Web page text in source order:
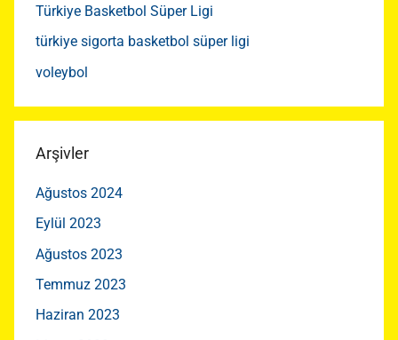
Türkiye Basketbol Süper Ligi
türkiye sigorta basketbol süper ligi
voleybol
Arşivler
Ağustos 2024
Eylül 2023
Ağustos 2023
Temmuz 2023
Haziran 2023